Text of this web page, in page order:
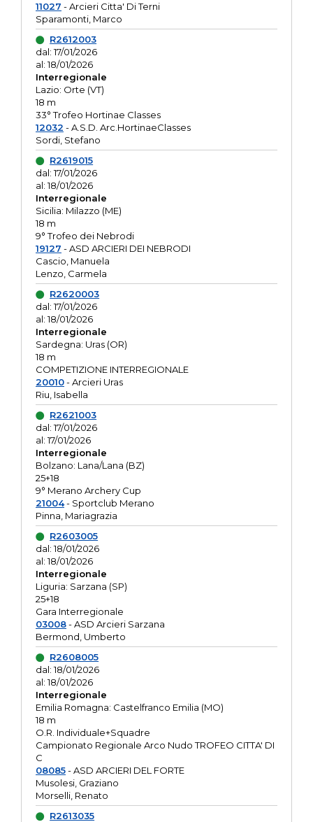
11027 - Arcieri Citta' Di Terni
Sparamonti, Marco
R2612003
dal: 17/01/2026
al: 18/01/2026
Interregionale
Lazio: Orte (VT)
18 m
33° Trofeo Hortinae Classes
12032 - A.S.D. Arc.HortinaeClasses
Sordi, Stefano
R2619015
dal: 17/01/2026
al: 18/01/2026
Interregionale
Sicilia: Milazzo (ME)
18 m
9° Trofeo dei Nebrodi
19127 - ASD ARCIERI DEI NEBRODI
Cascio, Manuela
Lenzo, Carmela
R2620003
dal: 17/01/2026
al: 18/01/2026
Interregionale
Sardegna: Uras (OR)
18 m
COMPETIZIONE INTERREGIONALE
20010- Arcieri Uras
Riu, Isabella
R2621003
dal: 17/01/2026
al: 17/01/2026
Interregionale
Bolzano: Lana/Lana (BZ)
25+18
9° Merano Archery Cup
21004- Sportclub Merano
Pinna, Mariagrazia
R2603005
dal: 18/01/2026
al: 18/01/2026
Interregionale
Liguria: Sarzana (SP)
25+18
Gara Interregionale
03008- ASD Arcieri Sarzana
Bermond, Umberto
R2608005
dal: 18/01/2026
al: 18/01/2026
Interregionale
Emilia Romagna: Castelfranco Emilia (MO)
18 m
O.R. Individuale+Squadre
Campionato Regionale Arco Nudo TROFEO CITTA' DI
C
08085- ASD ARCIERI DEL FORTE
Musolesi, Graziano
Morselli, Renato
R2613035